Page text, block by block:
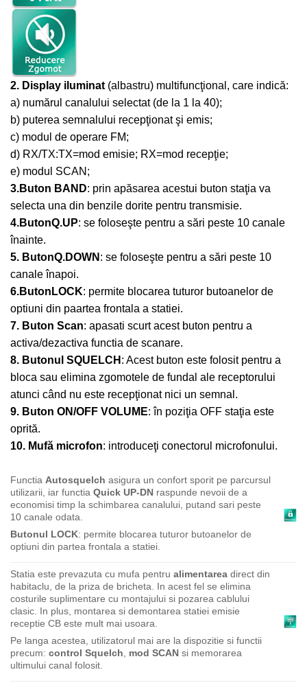
2. Display iluminat (albastru) multifuncţional, care indică:
a) numărul canalului selectat (de la 1 la 40);
b) puterea semnalului recepţionat şi emis;
c) modul de operare FM;
d) RX/TX:TX=mod emisie; RX=mod recepţie;
e) modul SCAN;
3.Buton BAND: prin apăsarea acestui buton staţia va
selecta una din benzile dorite pentru transmisie.
4.ButonQ.UP: se foloseşte pentru a sări peste 10 canale
înainte.
5. ButonQ.DOWN : se foloseşte pentru a sări peste 10
canale înapoi.
6.ButonLOCK: permite blocarea tuturor butoanelor de
optiuni din paartea frontala a statiei.
7. Buton Scan: apasati scurt acest buton pentru a
activa/dezactiva functia de scanare.
8. Butonul SQUELCH : Acest buton este folosit pentru a
bloca sau elimina zgomotele de fundal ale receptorului
atunci când nu este recepţionat nici un semnal.
9. Buton ON/OFF VOLUME: în poziţia OFF staţia este
oprită.
10. Mufă microfon: introduceţi conectorul microfonului.
Functia Autosquelch asigura un confort sporit pe parcursul
utilizarii, iar functia Quick UP-DN raspunde nevoii de a
economisi timp la schimbarea canalului, putand sari peste
10 canale odata.
Butonul LOCK: permite blocarea tuturor butoanelor de
optiuni din partea frontala a statiei.
Statia este prevazuta cu mufa pentru alimentarea direct din
habitaclu, de la priza de bricheta. In acest fel se elimina
costurile suplimentare cu montajului si pozarea cablului
clasic. In plus, montarea si demontarea statiei emisie
receptie CB este mult mai usoara.
Pe langa acestea, utilizatorul mai are la dispozitie si functii
precum: control Squelch mod SCAN si memorarea
ultimului canal folosit.